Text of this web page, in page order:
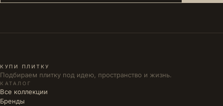
КУПИ ПЛИТКУ
Подбираем плитку под идею, пространство и жизнь.
КАТАЛОГ
Все коллекции
Бренды